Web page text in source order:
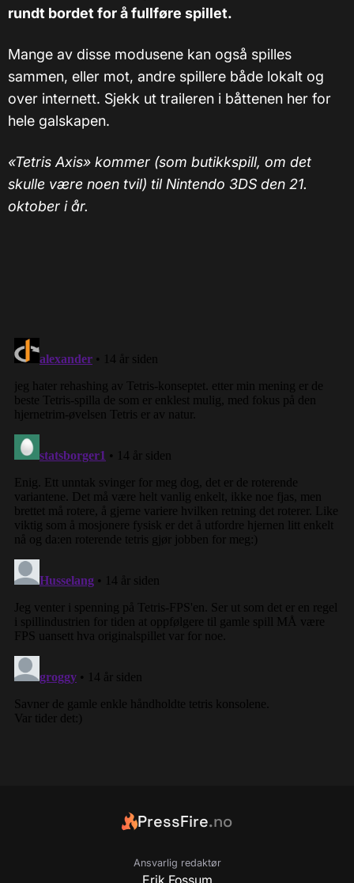
rundt bordet for å fullføre spillet.
Mange av disse modusene kan også spilles
sammen, eller mot, andre spillere både lokalt og
over internett. Sjekk ut traileren i båttenen her for
hele galskapen.
«Tetris Axis» kommer (som butikkspill, om det
skulle være noen tvil) til Nintendo 3DS den 21.
oktober i år.
PressFire.no
Ansvarlig redaktør
Erik Fossum